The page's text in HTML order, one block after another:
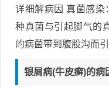
详细解病因 真菌感染
种真菌与引起脚气的
的病菌带到腹股沟而引
银屑病(牛皮癣)的病